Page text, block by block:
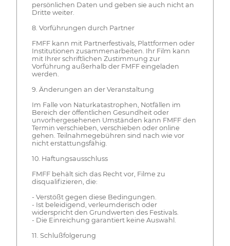
persönlichen Daten und geben sie auch nicht an
Dritte weiter.
8. Vorführungen durch Partner
FMFF kann mit Partnerfestivals, Plattformen oder
Institutionen zusammenarbeiten. Ihr Film kann
mit Ihrer schriftlichen Zustimmung zur
Vorführung außerhalb der FMFF eingeladen
werden.
9. Änderungen an der Veranstaltung
Im Falle von Naturkatastrophen, Notfällen im
Bereich der öffentlichen Gesundheit oder
unvorhergesehenen Umständen kann FMFF den
Termin verschieben, verschieben oder online
gehen. Teilnahmegebühren sind nach wie vor
nicht erstattungsfähig.
10. Haftungsausschluss
FMFF behält sich das Recht vor, Filme zu
disqualifizieren, die:
- Verstößt gegen diese Bedingungen.
- Ist beleidigend, verleumderisch oder
widerspricht den Grundwerten des Festivals.
- Die Einreichung garantiert keine Auswahl.
11. Schlußfolgerung